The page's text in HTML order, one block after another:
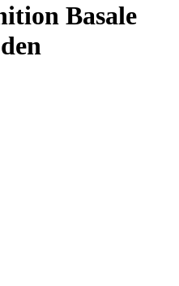
Basale